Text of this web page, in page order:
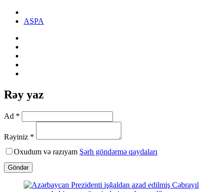
AŞPA
Rəy yaz
Ad *
Rəyiniz *
Oxudum və razıyam Şərh göndərmə qaydaları
Göndər